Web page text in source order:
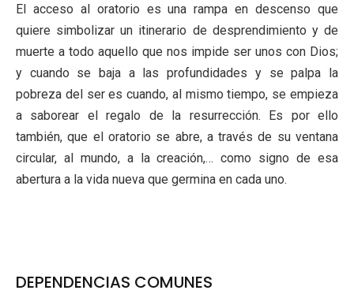
El acceso al oratorio es una rampa en descenso que
quiere simbolizar un itinerario de desprendimiento y de
muerte a todo aquello que nos impide ser unos con Dios;
y cuando se baja a las profundidades y se palpa la
pobreza del ser es cuando, al mismo tiempo, se empieza
a saborear el regalo de la resurrección. Es por ello
también, que el oratorio se abre, a través de su ventana
circular, al mundo, a la creación,… como signo de esa
abertura a la vida nueva que germina en cada uno.
DEPENDENCIAS COMUNES